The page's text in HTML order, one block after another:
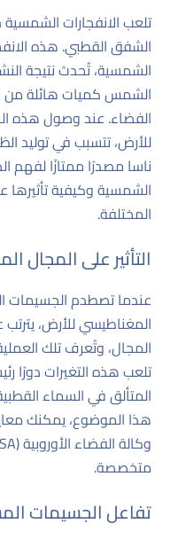
تلعب الانفجارات
الشفق القطبي. هذه
الشمسية، تُحدث نتيجة
الشمس كميات هائلة من
الفضاء. عند وصول هذه
للأرض، تتسبب في توليد
ناسا مصدرًا ممتازًا لفهم
الشمسية وكيفية
المختلفة.
التأثير على المجال
عندما تصطدم
المغناطيسي للأرض،
المجال، وتُعرف تلك
تلعب هذه التغيرات دورًا
المتألق في السماء
هذا الموضوع، يمكنك
وكالة الفضاء الأوروبية (ESA)
متخصصة.
تفاعل الجسيمات